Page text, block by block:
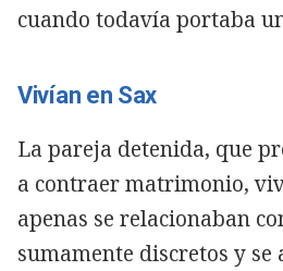
cuando todavía portaba
Vivían en Sax
La pareja detenida, que
a contraer matrimonio,
apenas se relacionaban
sumamente discretos y se